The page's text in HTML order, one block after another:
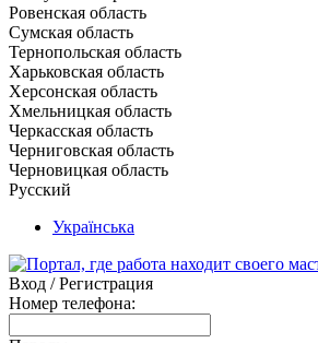
Ровенская область
Сумская область
Тернопольская область
Харьковская область
Херсонская область
Хмельницкая область
Черкасская область
Черниговская область
Черновицкая область
Русский
Українська
Вход / Регистрация
Номер телефона: